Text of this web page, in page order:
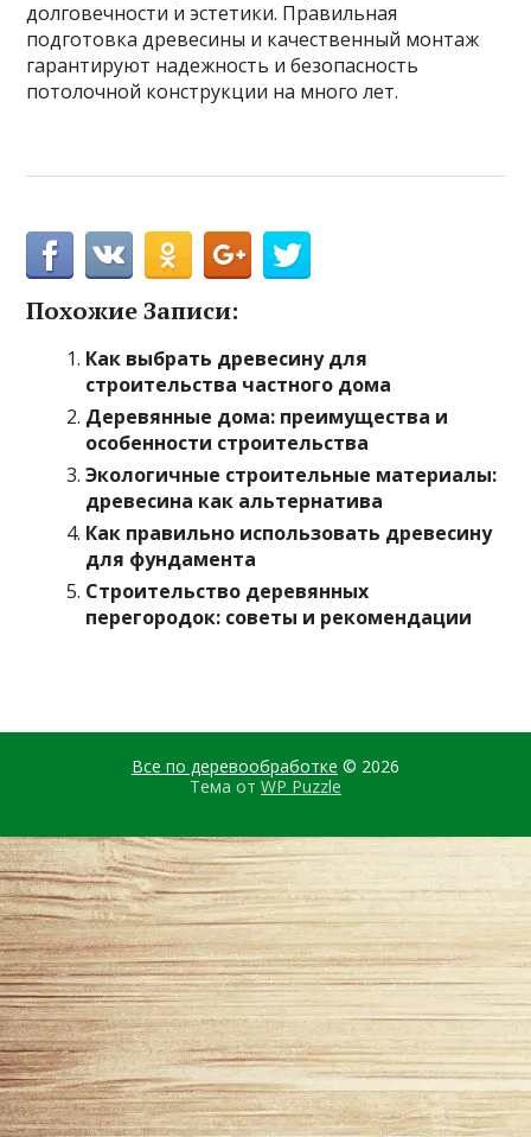
долговечности и эстетики. Правильная
подготовка древесины и качественный монтаж
гарантируют надежность и безопасность
потолочной конструкции на много лет.
Похожие Записи:
Как выбрать древесину для
строительства частного дома
Деревянные дома: преимущества и
особенности строительства
Экологичные строительные материалы:
древесина как альтернатива
Как правильно использовать древесину
для фундамента
Строительство деревянных
перегородок: советы и рекомендации
Все по деревообработке © 2026
Тема от WP Puzzle